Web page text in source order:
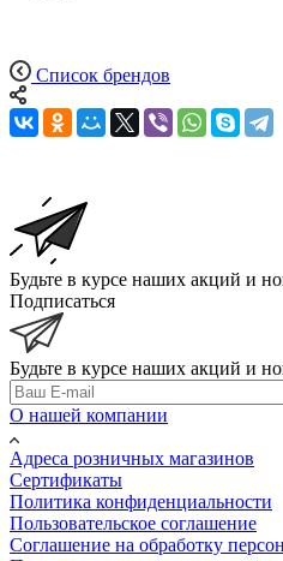
Список брендов
Будьте в курсе наших акций и
Подписаться
Будьте в курсе наших акций и
О нашей компании
Адреса розничных магазинов
Сертификаты
Политика конфиденциальности
Пользовательское соглашение
Соглашение на обработку